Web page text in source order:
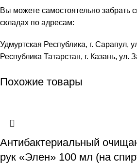
Вы можете самостоятельно забрать
складах по адресам:
Удмуртская Республика, г. Сарапул,
Республика Татарстан, г. Казань, ул.
Похожие товары
Антибактериальный
рук «Элен» 100 мл (на